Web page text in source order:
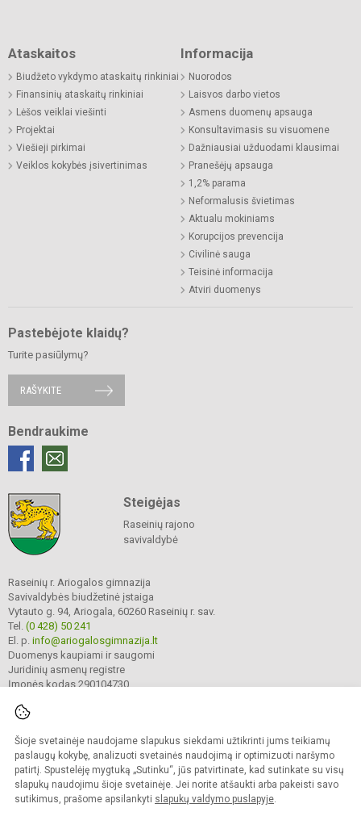
Šioje svetainėje naudojame slapukus siekdami užtikrinti jums teikiamų
paslaugų kokybę, analizuoti svetainės naudojimą ir optimizuoti naršymo
patirtį. Spustelėję mygtuką „Sutinku“, jūs patvirtinate, kad sutinkate su visų
slapukų naudojimu šioje svetainėje. Jei norite atšaukti arba pakeisti savo
sutikimus, prašome apsilankyti slapukų valdymo puslapyje.
Ataskaitos
Biudžeto vykdymo ataskaitų rinkiniai
Finansinių ataskaitų rinkiniai
Lėšos veiklai viešinti
Projektai
Viešieji pirkimai
Veiklos kokybės įsivertinimas
Informacija
Nuorodos
Laisvos darbo vietos
Asmens duomenų apsauga
Konsultavimasis su visuomene
Dažniausiai užduodami klausimai
Pranešėjų apsauga
1,2% parama
Neformalusis švietimas
Aktualu mokiniams
Korupcijos prevencija
Civilinė sauga
Teisinė informacija
Atviri duomenys
Pastebėjote klaidų?
Turite pasiūlymų?
RAŠYKITE
Bendraukime
Steigėjas
Raseinių rajono
savivaldybė
Raseinių r. Ariogalos gimnazija
Savivaldybės biudžetinė įstaiga
Vytauto g. 94, Ariogala, 60260 Raseinių r. sav.
Tel. (0 428) 50 241
El. p. info@ariogalosgimnazija.lt
Duomenys kaupiami ir saugomi
Juridinių asmenų registre
Įmonės kodas 290104730
© 2022. Raseinių r. Ariogalos gimnazija. Visos teisės saugomos.
Kopijuoti turinį be raštiško gimnazijos sutikimo griežtai draudžiama.
Prieinamumo paraiška Slapukų valdymas
Sumanus būdas atnaujinti